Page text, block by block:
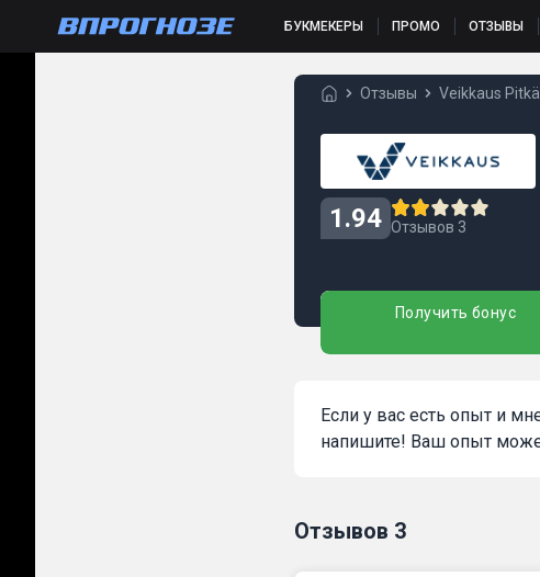
БУКМЕКЕРЫ ПРОМО ОТЗЫВЫ
Отзывы Veikkaus
1.94 Отзывов 3
Получить бонус
Если у вас есть опыт и
напишите! Ваш опыт
Отзывов 3